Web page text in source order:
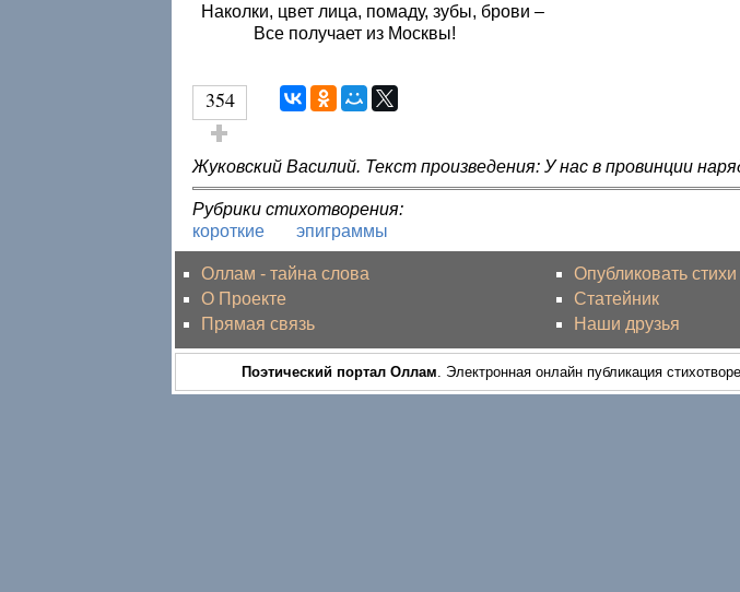
Наколки, цвет лица, помаду, зубы, брови –
Все получает из Москвы!
354
Голос за!
Жуковский Василий. Текст произведения: У нас в провинции
Рубрики стихотворения:
короткие
эпиграммы
Оллам - тайна слова
О Проекте
Прямая связь
Опубликовать стихи
Статейник
Наши друзья
Поэтический портал Оллам . Электронная онлайн публикация